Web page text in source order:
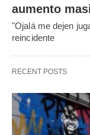
aumento
"Ojalá me dejen
reincidente
RECENT POSTS